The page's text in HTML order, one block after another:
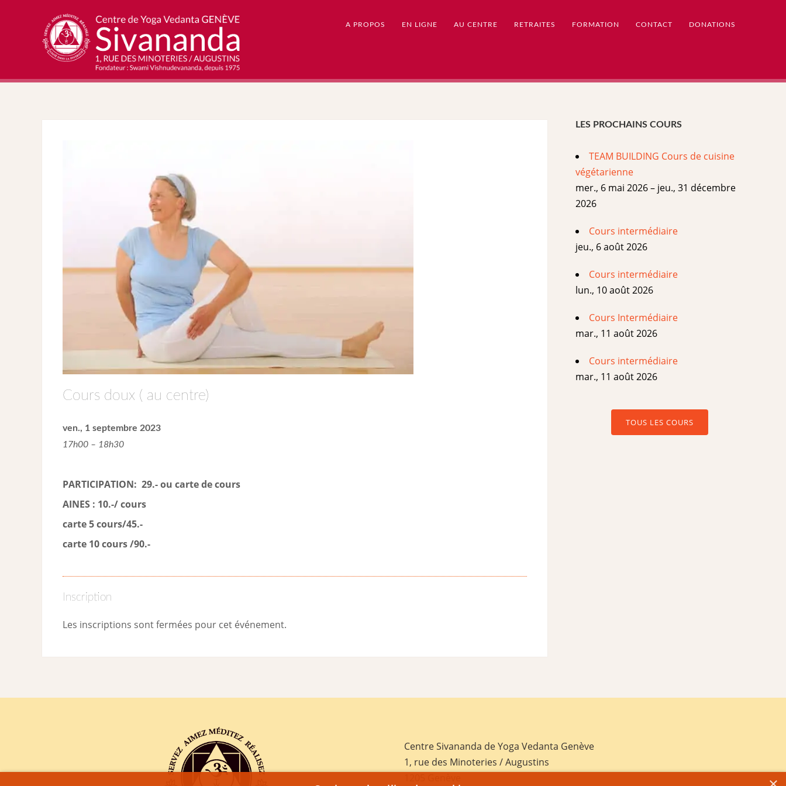
A PROPOS EN LIGNE AU CENTRE RETRAITES FORMATION CONTACT DONATIONS
Cours doux ( au centre)
ven., 1 septembre 2023
17h00 – 18h30
PARTICIPATION: 29.- ou carte de cours
AINES : 10.-/ cours
carte 5 cours/45.-
carte 10 cours /90.-
Inscription
Les inscriptions sont fermées pour cet événement.
LES PROCHAINS COURS
TEAM BUILDING Cours de cuisine
végétarienne
mer., 6 mai 2026 – jeu., 31 décembre
2026
Cours intermédiaire
jeu., 6 août 2026
Cours intermédiaire
lun., 10 août 2026
Cours Intermédiaire
mar., 11 août 2026
Cours intermédiaire
mar., 11 août 2026
TOUS LES COURS
Centre Sivananda de Yoga Vedanta Genève
1, rue des Minoteries / Augustins